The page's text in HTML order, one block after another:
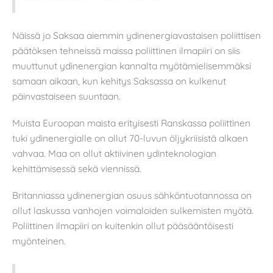
Näissä jo Saksaa aiemmin ydinenergiavastaisen poliittisen
päätöksen tehneissä maissa poliittinen ilmapiiri on siis
muuttunut ydinenergian kannalta myötämielisemmäksi
samaan aikaan, kun kehitys Saksassa on kulkenut
päinvastaiseen suuntaan.
Muista Euroopan maista erityisesti Ranskassa poliittinen
tuki ydinenergialle on ollut 70-luvun öljykriisistä alkaen
vahvaa. Maa on ollut aktiivinen ydinteknologian
kehittämisessä sekä viennissä.
Britanniassa ydinenergian osuus sähköntuotannossa on
ollut laskussa vanhojen voimaloiden sulkemisten myötä.
Poliittinen ilmapiiri on kuitenkin ollut pääsääntöisesti
myönteinen.